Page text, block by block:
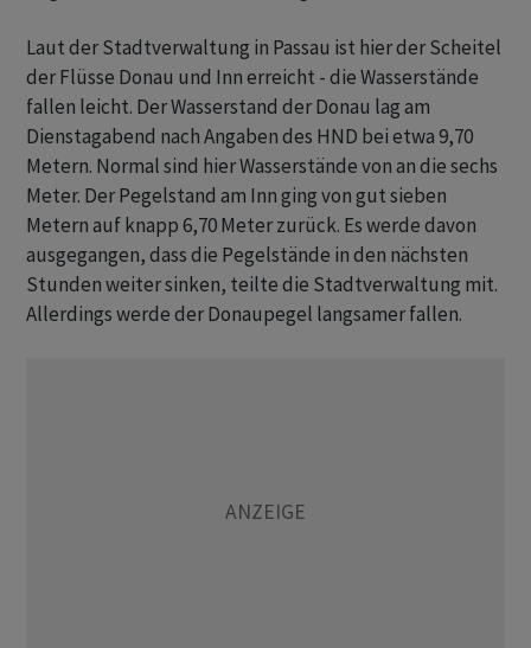
Laut der Stadtverwaltung in Passau ist hier der Scheitel
der Flüsse Donau und Inn erreicht - die Wasserstände
fallen leicht. Der Wasserstand der Donau lag am
Dienstagabend nach Angaben des HND bei etwa 9,70
Metern. Normal sind hier Wasserstände von an die sechs
Meter. Der Pegelstand am Inn ging von gut sieben
Metern auf knapp 6,70 Meter zurück. Es werde davon
ausgegangen, dass die Pegelstände in den nächsten
Stunden weiter sinken, teilte die Stadtverwaltung mit.
Allerdings werde der Donaupegel langsamer fallen.